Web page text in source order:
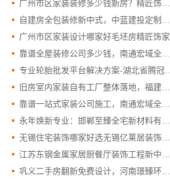
广州市区家装设计哪家好毛坯房精匠饰家